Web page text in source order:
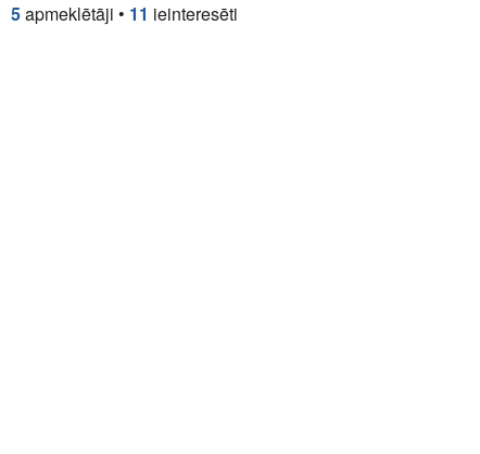
5apmeklētāji • 11 ieinteresēti